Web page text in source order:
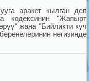
аракет кылган деп
кодексинин "Жапырт
жана "Бийликти күч
негизинде